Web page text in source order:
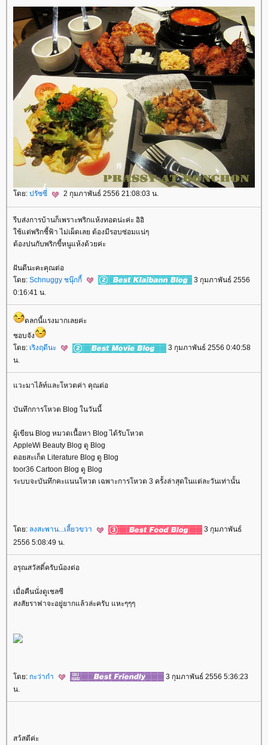
ดย: ปรัซซี่ 2 กุมภาพันธ์ 2556 21:08:03 น.
รีบส่งการบ้านก็เพราะพริกแห้งทอดน่ะค่ะ อิอิ
ช้แต่พริกชี้ฟ้า ไม่เผ็ดเลย ต้องมีรอบซ่อมแน่ๆ
ต้องปนกับพริกขี้หนูแห้งด้วยค่ะ
ฝันดีนะคะคุณต่อ
ดย: Schnuggy ชนุ๊กกี้
3 กุมภาพันธ์ 2556
0:16:41 น.
ตลกนี้แรงมากเลยค่ะ
ชอบจัง
ดย: เริงฤดีนะ
3 กุมภาพันธ์ 2556 0:40:58
น.
วะมาไล้ท์และโหวตค่า คุณต่อ
บันทึกการโหวต Blog ในวันนี้
ผู้เขียน Blog หมวดเนื้อหา Blog ได้รับโหวต
AppleWi Beauty Blog ดู Blog
ดอยสะเก็ด Literature Blog ดู Blog
toor36 Cartoon Blog ดู Blog
ระบบจะบันทึกคะแนนโหวต เฉพาะการโหวต 3 ครั้งล่าสุดในแต่ละวันเท่านั้น
ดย: ลงสะพาน...เลี้ยวขวา
3 กุมภาพันธ์
2556 5:08:49 น.
อรุณสวัสดิ์ครับน้องต่อ
เมื่อคืนนั่งดูเชลซี
สงสัยราฟาจะอยู่ยากแล้วล่ะครับ แหะๆๆๆ
ดย: กะว่าก๋า
3 กุมภาพันธ์ 2556 5:36:23
น.
สว้สดีค่ะ